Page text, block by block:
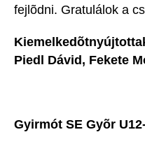
fejlõdni. Gratulálok a
Piedl Dávid, Fekete
Gyirmót SE Gyõr